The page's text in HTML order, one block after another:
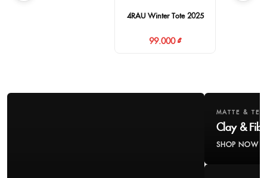
4RAU Winter Tote 2025
99.000 ₫
MATTE &
Clay &
SHOP NOW